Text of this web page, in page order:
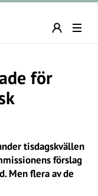
för
tisdagskvällen
förslag
Men flera av de